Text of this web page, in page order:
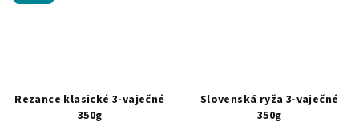
Rezance klasické 3-vaječné
350g
Slovenská ryža 3-vaječné
350g